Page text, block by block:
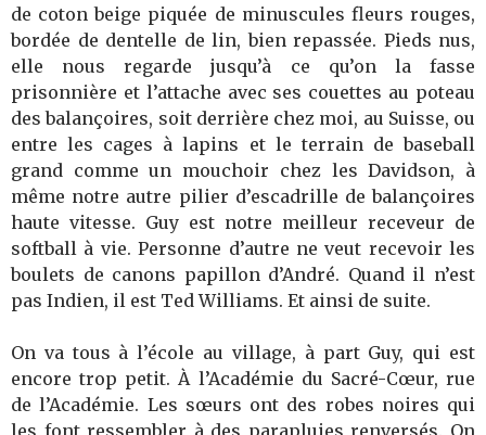
de coton beige piquée de minuscules fleurs rouges,
bordée de dentelle de lin, bien repassée. Pieds nus,
elle nous regarde jusqu’à ce qu’on la fasse
prisonnière et l’attache avec ses couettes au poteau
des balançoires, soit derrière chez moi, au Suisse, ou
entre les cages à lapins et le terrain de baseball
grand comme un mouchoir chez les Davidson, à
même notre autre pilier d’escadrille de balançoires
haute vitesse. Guy est notre meilleur receveur de
softball à vie. Personne d’autre ne veut recevoir les
boulets de canons papillon d’André. Quand il n’est
pas Indien, il est Ted Williams. Et ainsi de suite.
On va tous à l’école au village, à part Guy, qui est
encore trop petit. À l’Académie du Sacré-Cœur, rue
de l’Académie. Les sœurs ont des robes noires qui
les font ressembler à des parapluies renversés. On